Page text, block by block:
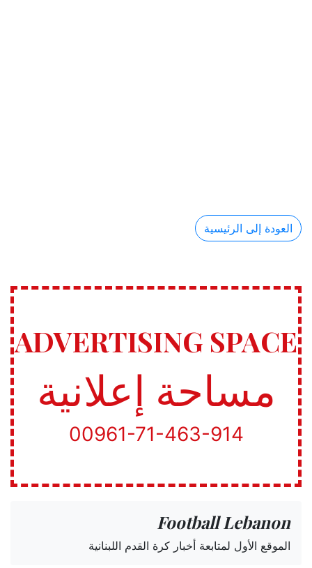
العودة إلى الرئيسية
ADVERTISING SPACE
مساحة إعلانية
00961-71-463-914
Football Lebanon
الموقع الأول لمتابعة أخبار كرة القدم اللبنانية